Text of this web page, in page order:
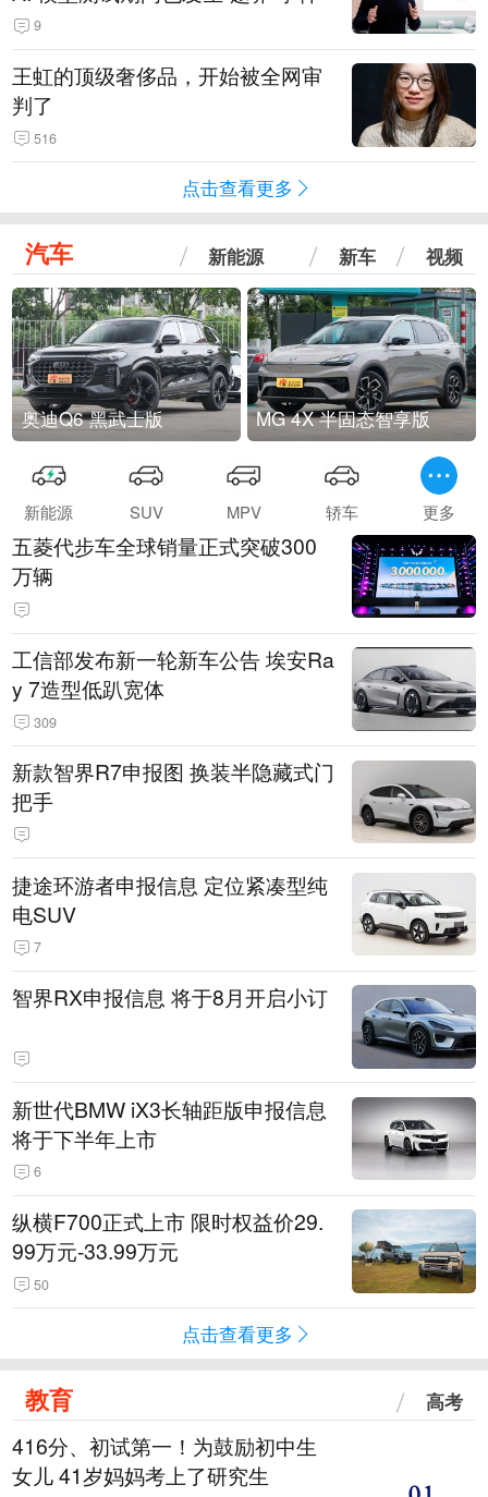
9
王虹的顶级奢侈品，开始被全网审
判了
516
点击查看更多
汽车 新能源 新车 视频
奥迪Q6 黑武士版 MG 4X 半固态智享版
新能源 SUV MPV 轿车 更多
五菱代步车全球销量正式突破300
万辆
工信部发布新一轮新车公告 埃安Ra
y 7造型低趴宽体
309
新款智界R7申报图 换装半隐藏式门
把手
捷途环游者申报信息 定位紧凑型纯
电SUV
7
智界RX申报信息 将于8月开启小订
新世代BMW iX3长轴距版申报信息
将于下半年上市
6
纵横F700正式上市 限时权益价29.
99万元-33.99万元
50
点击查看更多
教育 高考
416分、初试第一！为鼓励初中生
女儿 41岁妈妈考上了研究生